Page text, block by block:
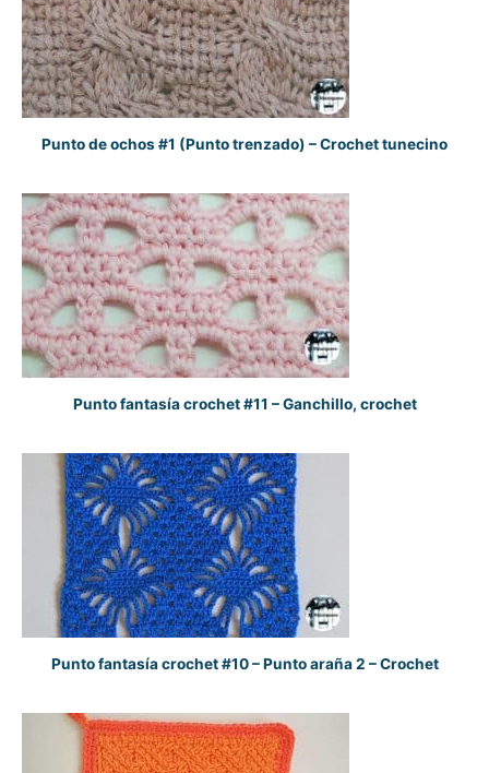
Punto de ochos #1 (Punto trenzado) – Crochet tunecino
Punto fantasía crochet #11 – Ganchillo, crochet
Punto fantasía crochet #10 – Punto araña 2 – Crochet